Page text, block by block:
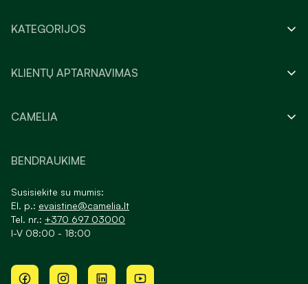
KATEGORIJOS
KLIENTŲ APTARNAVIMAS
CAMELIA
BENDRAUKIME
Susisiekite su mumis:
El. p.: evaistine@camelia.lt
Tel. nr.: +370 697 03000
I-V 08:00 - 18:00